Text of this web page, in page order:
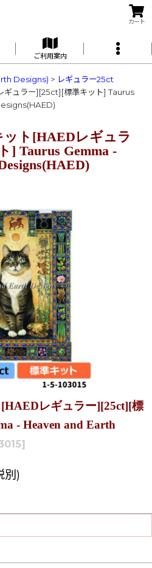
カート
ご利用案内
Designs) > レギュラー25ct
ギュラー][25ct][標準キット] Taurus
ト[HAEDレギュラ
] Taurus Gemma -
レギュラー][25ct][標
- Heaven and Earth
]
別)